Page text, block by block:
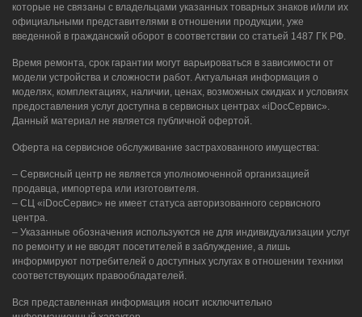
которые не связаны с владельцами указанных товарных знаков и/или их
официальными представителями в отношении продукции, уже
введенной в гражданский оборот в соответствии со статьей 1487 ГК РФ.
Время ремонта, срок гарантии могут варьироваться в зависимости от
модели устройства и сложности работ. Актуальная информация о
моделях, комплектациях, наличии, ценах, возможных скидках и условиях
предоставления услуг доступна в сервисных центрах «iDocСервис».
Данный материал не является публичной офертой.
Оферта на сервисное обслуживание застрахованного имущества:
– Сервисный центр не является уполномоченной организацией
продавца, импортера или изготовителя.
– СЦ «iDocСервис» не имеет статуса авторизованного сервисного
центра.
– Указанные обозначения используются не для индивидуализации услуг
по ремонту и не вводят посетителей в заблуждение, а лишь
информируют потребителей о доступных услугах в отношении техники
соответствующих правообладателей.
Вся представленная информация носит исключительно